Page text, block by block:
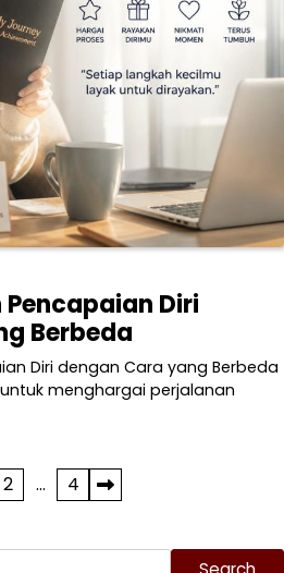
Diri
Berbeda
Diri dengan Cara yang Berbeda
menghargai perjalanan
2 … 4